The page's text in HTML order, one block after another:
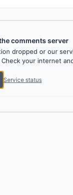
comments server
dropped or our
Check your internet
Service status